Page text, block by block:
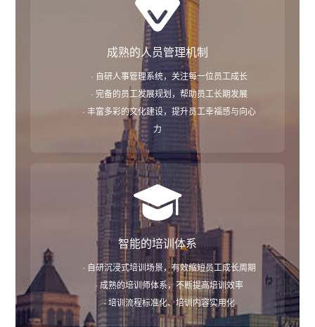
成熟的人员管理机制
· 自研人事管理系统，关注每一位员工成长
· 完备的员工发展规划，帮助员工长期发展
· 丰富多彩的文化建设，提升员工幸福感与向心
力
智能的培训体系
· 自研沉浸式培训场景，有效缩短员工成长周期
· 成熟的培训师体系，不断提高培训效率
· 培训流程标准化、培训内容实用化